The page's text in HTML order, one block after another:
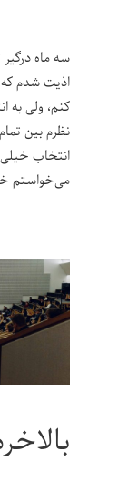
سه ماه
اذیت شدم
کنم، ولی به
نظرم بین
انتخاب
می‌خواستم